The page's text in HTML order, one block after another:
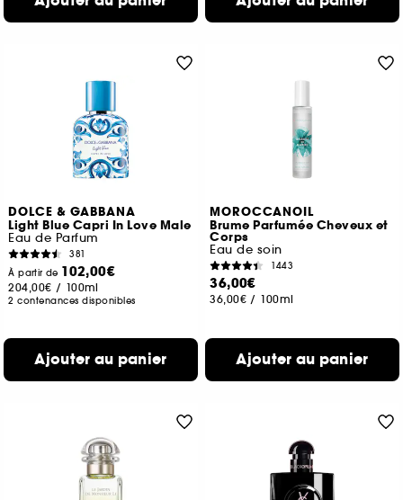
DOLCE & GABBANA
Light Blue Capri In Love Male
Eau de Parfum
381
À partir de 102,00€
204,00€ / 100ml
2 contenances disponibles
Ajouter au panier
MOROCCANOIL
Brume Parfumée Cheveux et
Corps
Eau de soin
1443
36,00€
36,00€ / 100ml
Ajouter au panier